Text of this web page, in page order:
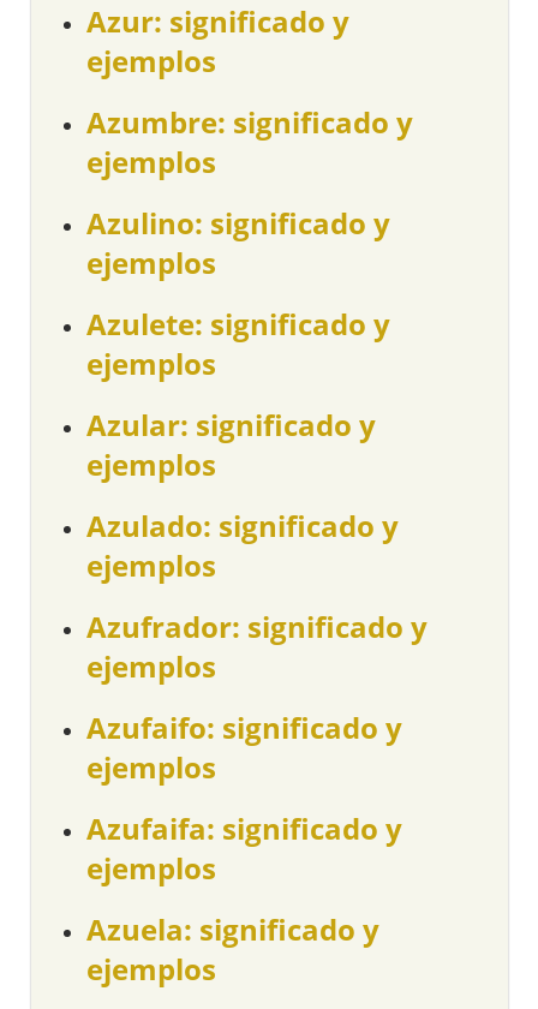
Azur: significado y
ejemplos
Azumbre: significado y
ejemplos
Azulino: significado y
ejemplos
Azulete: significado y
ejemplos
Azular: significado y
ejemplos
Azulado: significado y
ejemplos
Azufrador: significado y
ejemplos
Azufaifo: significado y
ejemplos
Azufaifa: significado y
ejemplos
Azuela: significado y
ejemplos